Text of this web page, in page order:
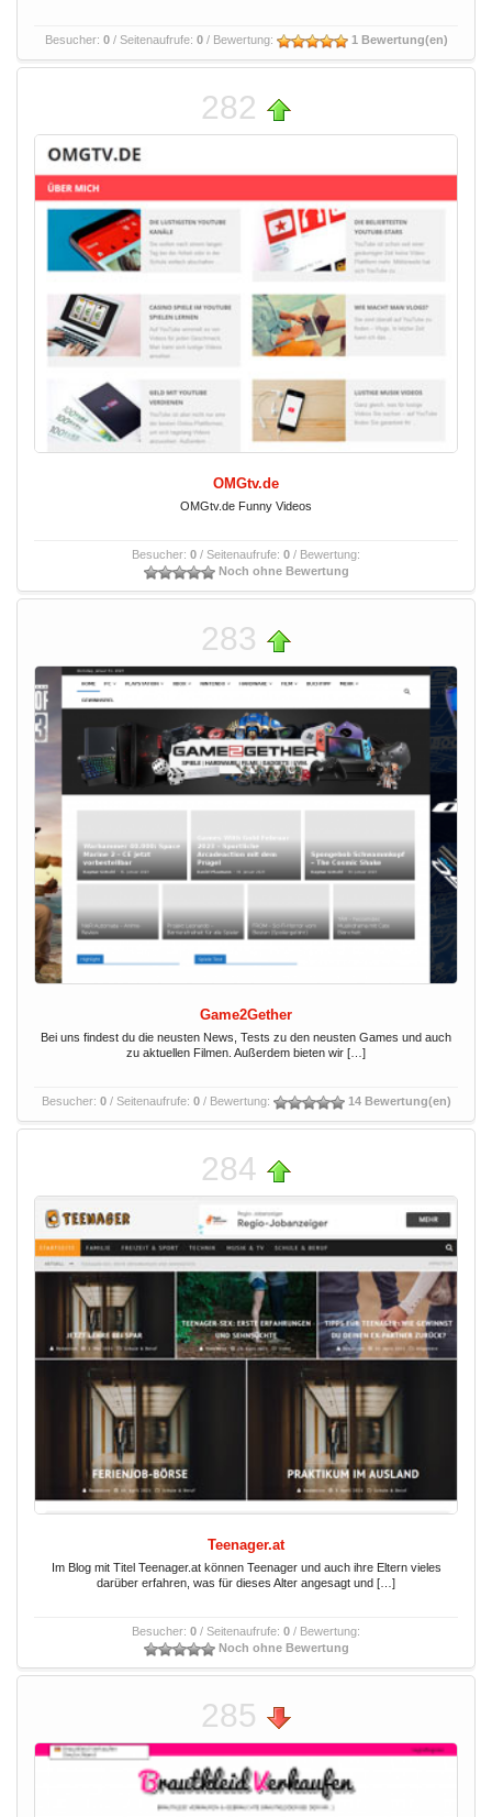
Besucher: 0/ Seitenaufrufe: 0/ Bewertung: 1 Bewertung(en)
282
OMGtv.de
OMGtv.de Funny Videos
Besucher: 0 / Seitenaufrufe: 0 / Bewertung:
Noch ohne Bewertung
283
Game2Gether
Bei uns findest du die neusten News, Tests zu den neusten Games und auch
zu aktuellen Filmen. Außerdem bieten wir […]
Besucher: 0/ Seitenaufrufe: 0/ Bewertung: 14 Bewertung(en)
284
Teenager.at
Im Blog mit Titel Teenager.at können Teenager und auch ihre Eltern vieles
darüber erfahren, was für dieses Alter angesagt und […]
Besucher: 0 / Seitenaufrufe: 0 / Bewertung:
Noch ohne Bewertung
285